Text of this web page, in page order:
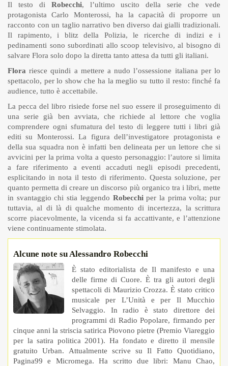
Il testo di Robecchi, l’ultimo uscito della serie che vede
protagonista Carlo Monterossi, ha la capacità di proporre un
racconto con un taglio narrativo ben diverso dai gialli tradizionali.
Il rapimento, i blitz della Polizia, le ricerche di indizi e i
pedinamenti sono subordinati allo scoop televisivo, al bisogno di
salvare Flora solo dopo la diretta tanto attesa da tutti gli italiani.
Flora riesce quindi a mettere a nudo l’ossessione italiana per lo
spettacolo, per lo show che ha la meglio su tutto il resto: finché fa
audience, tutto è accettabile.
La pecca del libro risiede forse nel suo essere il proseguimento di
una serie già ben avviata, che richiede al lettore che voglia
comprendere ogni sfumatura del testo di leggere tutti i libri già
editi su Monterossi. La figura dell’investigatore protagonista e
della sua squadra non è infatti ben delineata per un lettore che si
avvicini per la prima volta a questo personaggio: l’autore si limita
a fare riferimento a eventi accaduti negli episodi precedenti,
esplicitando in nota il testo di riferimento. Questa soluzione, per
quanto permetta di creare un discorso più organico tra i libri, mette
in svantaggio chi stia leggendo Robecchiper la prima volta; pur
tuttavia, al di là di qualche momento di incertezza, la scrittura
scorre piacevolmente, la vicenda si fa accattivante, e l’attenzione
viene continuamente stimolata.
Alcune note su Alessandro Robecchi
È stato editorialista de Il manifesto e una
delle firme di Cuore. È tra gli autori degli
spettacoli di Maurizio Crozza. È stato critico
musicale per L’Unità e per Il Mucchio
Selvaggio. In radio è stato direttore dei
programmi di Radio Popolare, firmando per
cinque anni la striscia satirica Piovono pietre (Premio Viareggio
per la satira politica 2001). Ha fondato e diretto il mensile
gratuito Urban. Attualmente scrive su Il Fatto Quotidiano,
Pagina99 e Micromega. Ha scritto due libri: Manu Chao,